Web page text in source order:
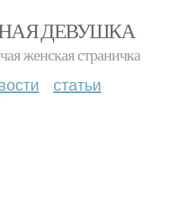
ДЕВУШКА
женская страничка
статьи